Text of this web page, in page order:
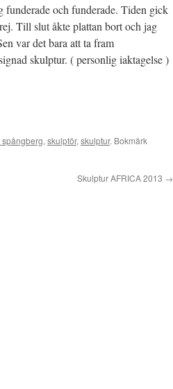
funderade och funderade. Tiden gick
Till slut åkte plattan bort och jag
var det bara att ta fram
skulptur. ( personlig iaktagelse )
spångberg, skulptör, skulptur. Bokmärk
Skulptur AFRICA 2013 →